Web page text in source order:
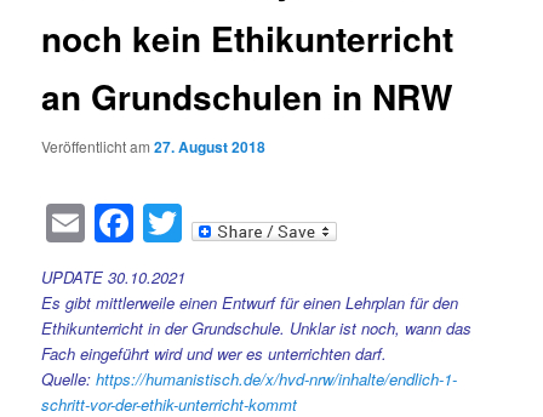
noch kein Ethikunterricht
an Grundschulen in NRW
Veröffentlicht am27. August 2018
EmailFacebook
Twitter
UPDATE 30.10.2021
Es gibt mittlerweile einen Entwurf für einen Lehrplan für den
Ethikunterricht in der Grundschule. Unklar ist noch, wann das
Fach eingeführt wird und wer es unterrichten darf.
Quelle:https://humanistisch.de/x/hvd-nrw/inhalte/endlich-1-
schritt-vor-der-ethik-unterricht-kommt